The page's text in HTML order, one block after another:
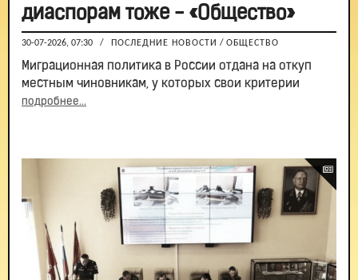
диаспорам тоже - «Общество»
30-07-2026, 07:30 / ПОСЛЕДНИЕ НОВОСТИ / ОБЩЕСТВО
Миграционная политика в России отдана на откуп
местным чиновникам, у которых свои критерии
подробнее...